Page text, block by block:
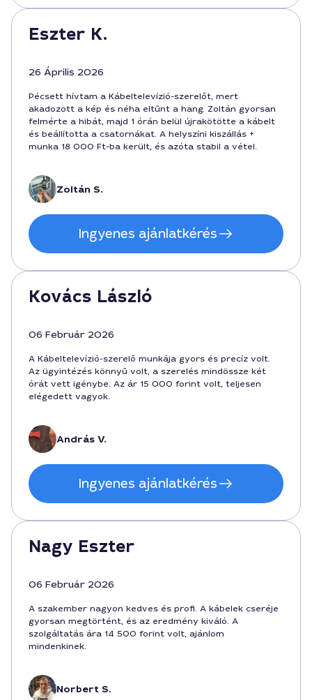
Eszter K.
26 Április 2026
Pécsett hívtam a Kábeltelevízió-szerelőt, mert
akadozott a kép és néha eltűnt a hang. Zoltán gyorsan
felmérte a hibát, majd 1 órán belül újrakötötte a kábelt
és beállította a csatornákat. A helyszíni kiszállás +
munka 18 000 Ft-ba került, és azóta stabil a vétel.
Zoltán S.
Ingyenes ajánlatkérés
Kovács László
06 Február 2026
A Kábeltelevízió-szerelő munkája gyors és precíz volt.
Az ügyintézés könnyű volt, a szerelés mindössze két
órát vett igénybe. Az ár 15 000 forint volt, teljesen
elégedett vagyok.
András V.
Ingyenes ajánlatkérés
Nagy Eszter
06 Február 2026
A szakember nagyon kedves és profi. A kábelek cseréje
gyorsan megtörtént, és az eredmény kiváló. A
szolgáltatás ára 14 500 forint volt, ajánlom
mindenkinek.
Norbert S.